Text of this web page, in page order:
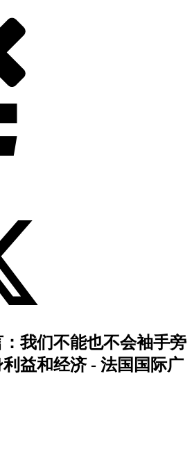
我们不能也不会袖手旁
益和经济 - 法国国际广